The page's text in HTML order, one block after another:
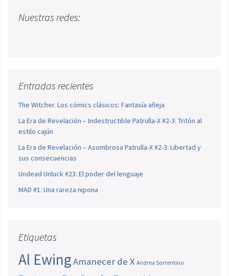
Nuestras redes:
Entradas recientes
The Witcher. Los cómics clásicos: Fantasía añeja
La Era de Revelación – Indestructible Patrulla-X #2-3: Tritón al
estilo cajún
La Era de Revelación – Asombrosa Patrulla-X #2-3: Libertad y
sus consecuencias
Undead Unluck #23: El poder del lenguaje
MAD #1: Una rareza nipona
Etiquetas
Al EwingAmanecer de X Andrea Sorrentino